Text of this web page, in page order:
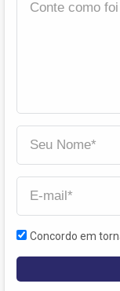
Concordo em